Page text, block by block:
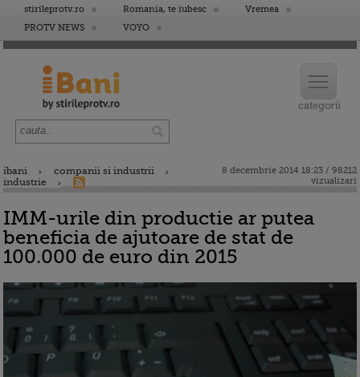
stirileprotv.ro Romania, te iubesc
Vremea
PROTV NEWS
VOYO
ibani
companii si industrii
industrie
8 decembrie 2014 18:23 / 98212
vizualizari
IMM-urile din productie ar putea
beneficia de ajutoare de stat de
100.000 de euro din 2015